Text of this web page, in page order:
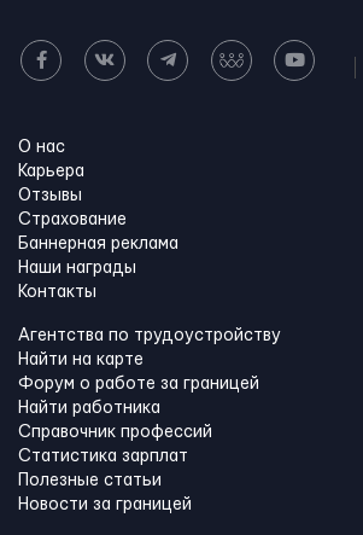
О нас
Карьера
Отзывы
Страхование
Баннерная реклама
Наши награды
Контакты
Агентства по трудоустройству
Найти на карте
Форум о работе за границей
Найти работника
Справочник профессий
Статистика зарплат
Полезные статьи
Новости за границей